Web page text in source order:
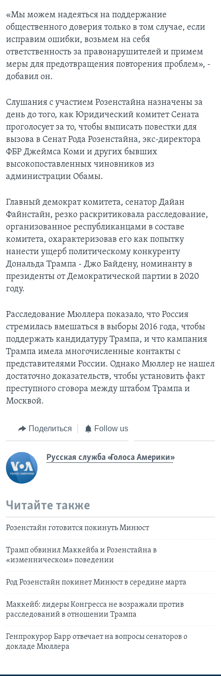
«Мы можем надеяться на поддержание
общественного доверия только в том случае, если
исправим ошибки, возьмем на себя
ответственность за правонарушителей и примем
меры для предотвращения повторения проблем», -
добавил он.
Слушания с участием Розенстайна назначены за
день до того, как Юридический комитет Сената
проголосует за то, чтобы выписать повестки для
вызова в Сенат Рода Розенстайна, экс-директора
ФБР Джеймса Коми и других бывших
высокопоставленных чиновников из
администрации Обамы.
Главный демократ комитета, сенатор Дайан
Файнстайн, резко раскритиковала расследование,
организованное республиканцами в составе
комитета, охарактеризовав его как попытку
нанести ущерб политическому конкуренту
Дональда Трампа - Джо Байдену, номинанту в
президенты от Демократической партии в 2020
году.
Расследование Мюллера показало, что Россия
стремилась вмешаться в выборы 2016 года, чтобы
поддержать кандидатуру Трампа, и что кампания
Трампа имела многочисленные контакты с
представителями России. Однако Мюллер не нашел
достаточно доказательств, чтобы установить факт
преступного сговора между штабом Трампа и
Москвой.
Поделиться Follow us
Русская служба «Голоса Америки»
Читайте также
Розенстайн готовится покинуть Минюст
Трамп обвинил Маккейба и Розенстайна в
«изменническом» поведении
Род Розенстайн покинет Минюст в середине марта
Маккейб: лидеры Конгресса не возражали против
расследований в отношении Трампа
Генпрокурор Барр отвечает на вопросы сенаторов о
докладе Мюллера